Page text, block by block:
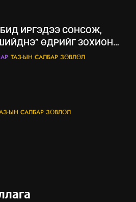
ИРГЭДЭЭ СОНСОЖ,
ӨДРИЙГ ЗОХИОН
ТАЗ-ЫН САЛБАР ЗӨВЛӨЛ
ЫН САЛБАР ЗӨВЛӨЛ
2025 оны үйл
ЫН САЛБАР ЗӨВЛӨЛ